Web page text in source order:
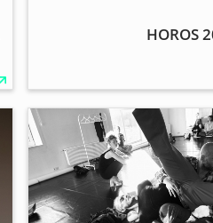
HOROS